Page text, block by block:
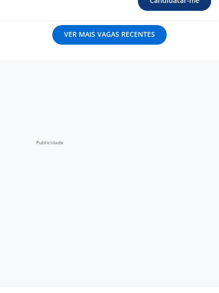
VER MAIS VAGAS RECENTES